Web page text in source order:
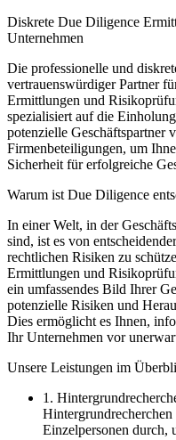
Diskrete Due Diligence
Unternehmen
Die professionelle und
vertrauenswürdiger Partner
Ermittlungen und
spezialisiert auf die
potenzielle Geschäftspartner
Firmenbeteiligungen, um
Sicherheit für erfolgreiche
Warum ist Due Diligence
In einer Welt, in der
sind, ist es von
rechtlichen Risiken zu
Ermittlungen und
ein umfassendes Bild Ihrer
potenzielle Risiken und
Dies ermöglicht es Ihnen,
Ihr Unternehmen vor
Unsere Leistungen im
1.
Einzelpersonen durch,